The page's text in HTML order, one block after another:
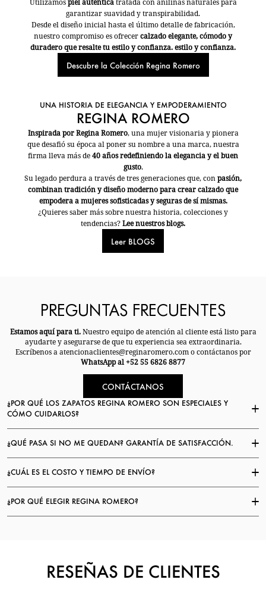
Utilizamospiel auténticatratada con anilinas naturales para
garantizar suavidad y transpirabilidad.
Desde el diseño inicial hasta el último detalle de fabricación,
nuestro compromiso es ofrecercalzado elegante, cómodo y
duradero que resalte tu estilo y confianza. estilo y confianza.
Descubre la Colección Regina Romero
UNA HISTORIA DE ELEGANCIA Y EMPODERAMIENTO
REGINA ROMERO
Inspirada por Regina Romero, una mujer visionaria y pionera
que desafió su época al poner su nombre a una marca, nuestra
firma lleva más de40 años redefiniendo la elegancia y el buen
gusto.
Su legado perdura a través de tres generaciones que, conpasión,
combinan tradición y diseño moderno para crear calzado que
empodera a mujeres sofisticadas y seguras de sí mismas.
¿Quieres saber más sobre nuestra historia, colecciones y
tendencias?Lee nuestros blogs.
Leer BLOGS
PREGUNTAS FRECUENTES
Estamos aquí para ti.Nuestro equipo de atención al cliente está listo para
ayudarte y asegurarse de que tu experiencia sea extraordinaria.
Escríbenos a atencionaclientes@reginaromero.com o contáctanos por
WhatsApp al +52 55 6826 8877
CONTÁCTANOS
¿POR QUÉ LOS ZAPATOS REGINA ROMERO SON ESPECIALES Y
CÓMO CUIDARLOS?
¿QUÉ PASA SI NO ME QUEDAN? GARANTÍA DE SATISFACCIÓN.
¿CUÁL ES EL COSTO Y TIEMPO DE ENVÍO?
¿POR QUÉ ELEGIR REGINA ROMERO?
RESEÑAS DE CLIENTES